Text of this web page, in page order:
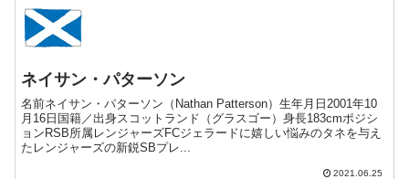
ネイサン・パターソン
名前ネイサン・パターソン（Nathan Patterson）生年月日2001年10
月16日国籍／出身スコットランド（グラスゴー）身長183cmポジシ
ョンRSB所属レンジャーズFCジェラードに嬉しい悩みのタネを与え
たレンジャーズの新鋭SBプレ...
2021.06.25